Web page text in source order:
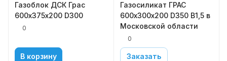
Газоблок ДСК Грас
600х375х200 D300
0
В корзину
Газосиликат ГРАС
600х300х200 D350 В1,5 в
Московской области
0
Заказать